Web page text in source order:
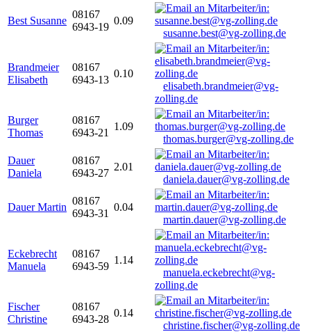
Best Susanne
08167
6943-19
0.09
susanne.best@vg-zolling.de
Brandmeier
Elisabeth
08167
6943-13
0.10
elisabeth.brandmeier@vg-
zolling.de
Burger
Thomas
08167
6943-21
1.09
thomas.burger@vg-zolling.de
Dauer
Daniela
08167
6943-27
2.01
daniela.dauer@vg-zolling.de
Dauer Martin
08167
6943-31
0.04
martin.dauer@vg-zolling.de
Eckebrecht
Manuela
08167
6943-59
1.14
manuela.eckebrecht@vg-
zolling.de
Fischer
Christine
08167
6943-28
0.14
christine.fischer@vg-zolling.de